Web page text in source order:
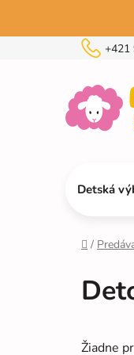
+421
Detská
/
Žiadne